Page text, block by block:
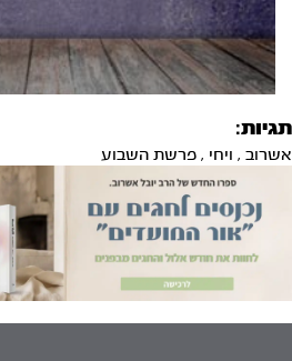
תגיות:
אשרוב , ויחי , פרשת השבוע